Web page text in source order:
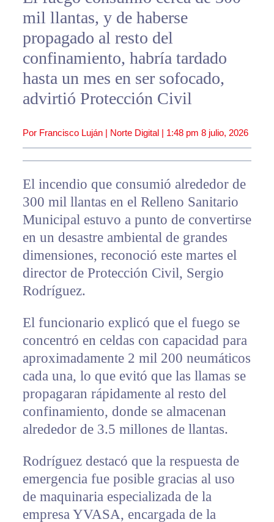
mil llantas, y de haberse
propagado al resto del
confinamiento, habría tardado
hasta un mes en ser sofocado,
advirtió Protección Civil
Por Francisco Luján | Norte Digital | 1:48 pm 8 julio, 2026
El incendio que consumió alrededor de
300 mil llantas en el Relleno Sanitario
Municipal estuvo a punto de convertirse
en un desastre ambiental de grandes
dimensiones, reconoció este martes el
director de Protección Civil, Sergio
Rodríguez.
El funcionario explicó que el fuego se
concentró en celdas con capacidad para
aproximadamente 2 mil 200 neumáticos
cada una, lo que evitó que las llamas se
propagaran rápidamente al resto del
confinamiento, donde se almacenan
alrededor de 3.5 millones de llantas.
Rodríguez destacó que la respuesta de
emergencia fue posible gracias al uso
de maquinaria especializada de la
empresa YVASA, encargada de la